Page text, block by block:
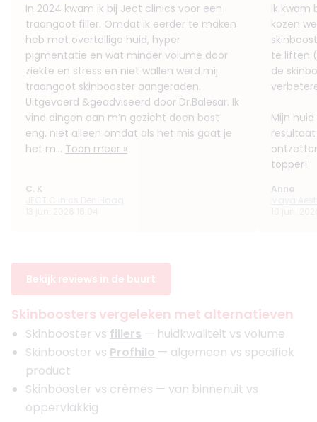
In 2024 kwam ik bij Ject clinics voor een
traangoot filler. Omdat ik eerder te maken
heb met overtollige huid, hyper
pigmentatie en wat minder volume door
ziekte en stress en niet wallen werd mij
traangoot skinbooster aangeraden.
Uitgevoerd &geadviseerd door Dr.Balesar. Ik
vind dingen aan m’n gezicht doen best
eng, niet alleen omdat als het mis gaat je
het m... Toon meer »
C. K
Ik kwam
kozen
te liften
de
Mijn
topper!
Anna
Bekijk reviews in de buurt
Skinboosters vergeleken met alternatieven
Skinbooster vs fillers — huidkwaliteit vs volume
Skinbooster vs Profhilo — algemeen vs specifiek
product
Skinbooster vs crèmes — van binnenuit vs
oppervlakkig